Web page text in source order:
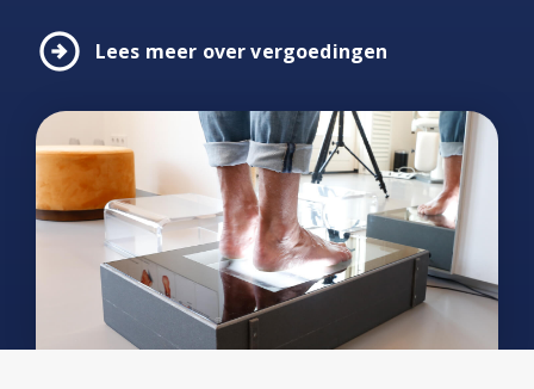
arrow_circle_right Lees meer over vergoedingen